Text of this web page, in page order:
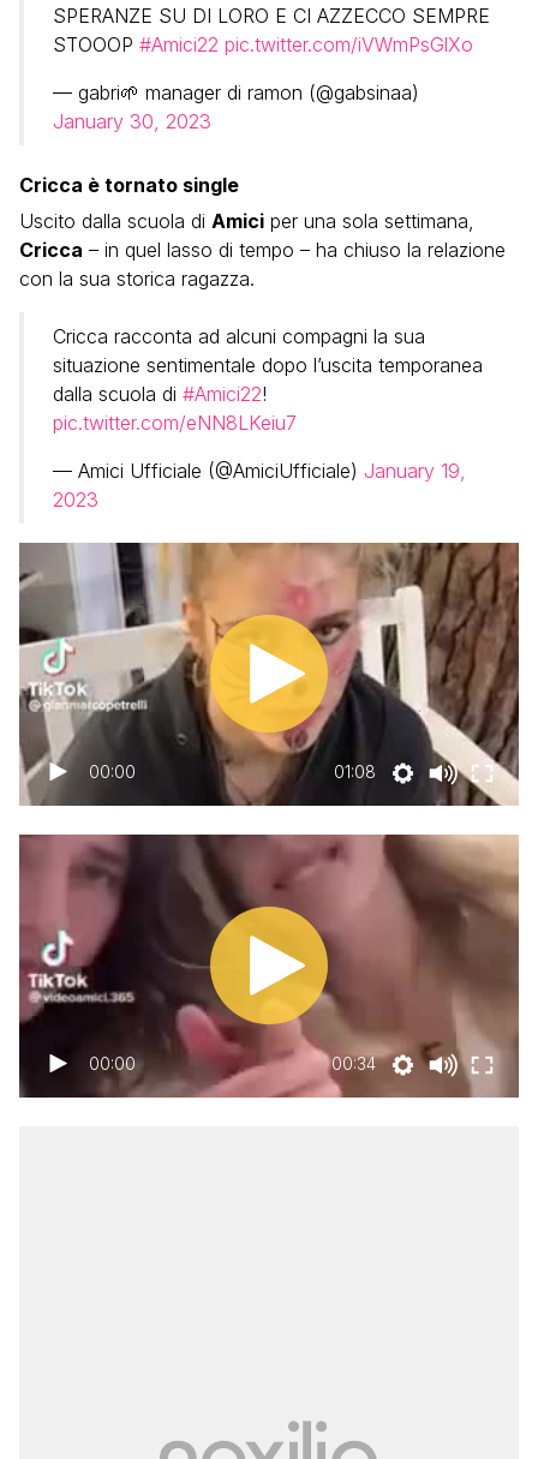
SPERANZE SU DI LORO E CI AZZECCO SEMPRE
STOOOP #Amici22 pic.twitter.com/iVWmPsGlXo
— gabri🌱 manager di ramon (@gabsinaa)
January 30, 2023
Cricca è tornato single
Uscito dalla scuola di Amici per una sola settimana,
Cricca – in quel lasso di tempo – ha chiuso la relazione
con la sua storica ragazza.
Cricca racconta ad alcuni compagni la sua
situazione sentimentale dopo l’uscita temporanea
dalla scuola di #Amici22!
pic.twitter.com/eNN8LKeiu7
— Amici Ufficiale (@AmiciUfficiale) January 19,
2023
00:00 01:08
00:00 00:34